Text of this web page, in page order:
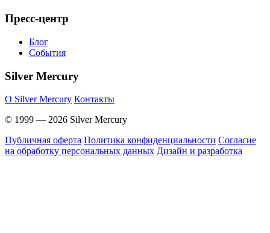
Пресс-центр
Блог
События
Silver Mercury
O Silver Mercury Контакты
© 1999 — 2026 Silver Mercury
Публичная оферта Политика конфиденциальности Согласие
на обработку персональных данных Дизайн и разработка